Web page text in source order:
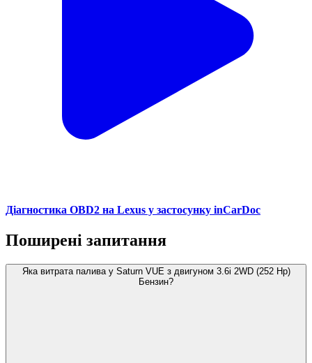
Діагностика OBD2 на Lexus у застосунку inCarDoc
Поширені запитання
Яка витрата палива у Saturn VUE з двигуном 3.6i 2WD (252 Hp)
Бензин?